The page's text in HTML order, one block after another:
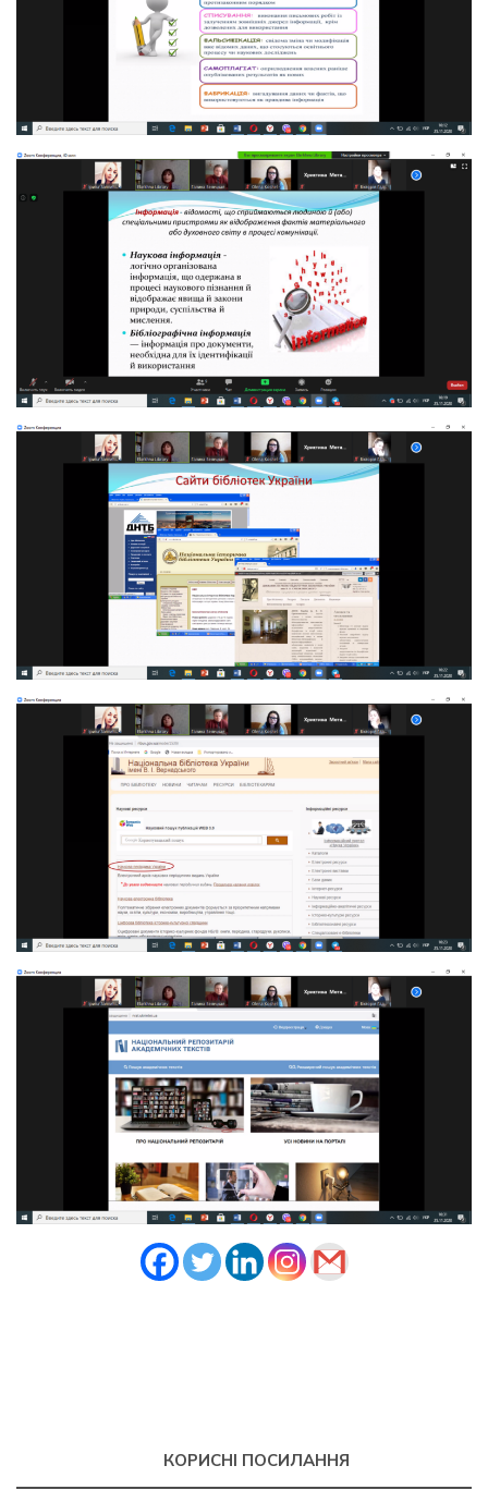
КОРИСНІ ПОСИЛАННЯ